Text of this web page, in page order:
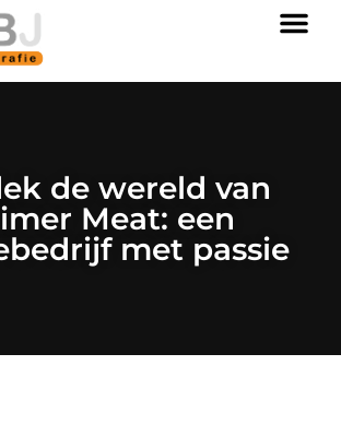
de wereld van
Meat: een
met passie